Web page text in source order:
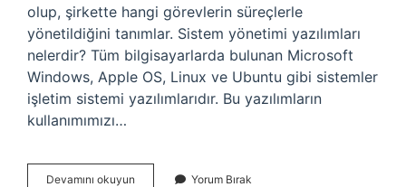
olup, şirkette hangi görevlerin süreçlerle
yönetildiğini tanımlar. Sistem yönetimi yazılımları
nelerdir? Tüm bilgisayarlarda bulunan Microsoft
Windows, Apple OS, Linux ve Ubuntu gibi sistemler
işletim sistemi yazılımlarıdır. Bu yazılımların
kullanımımızı…
Devamını okuyun Yorum Bırak